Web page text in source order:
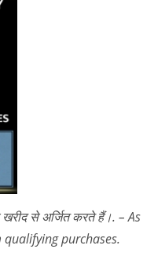
से अर्जित करते हैं।. – As
purchases.